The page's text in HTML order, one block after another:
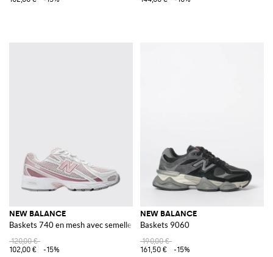
NEW BALANCE
Baskets 740 en mesh avec semelle intermédiaire ABZORB-SBS
120,00 €
102,00 €
-15%
NEW BALANCE
Baskets 9060
190,00 €
161,50 €
-15%